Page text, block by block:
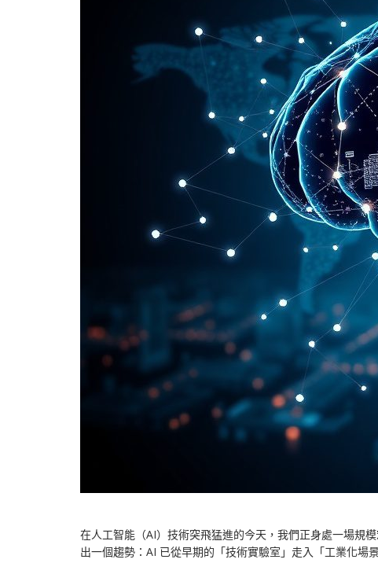
在人工智能（AI）技術突飛猛進的今天，我們正身處一場規
出一個趨勢：AI 已從早期的「技術實驗室」走入「工業化場